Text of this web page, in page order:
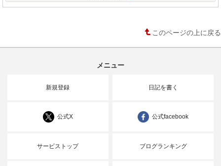
このページの上に戻る
メニュー
新規登録 日記を書く
公式X 公式facebook
サービストップ ブログランキング